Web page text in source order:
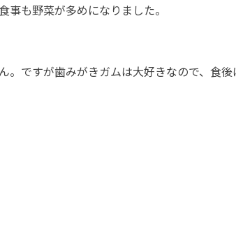
も野菜が多めになりました。
。ですが歯みがきガムは大好きなので、食後